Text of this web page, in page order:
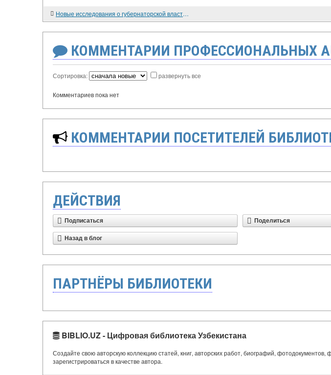
Новые исследования о губернаторской власти Российской империи
КОММЕНТАРИИ ПРОФЕССИОНАЛЬНЫХ
Сортировка: развернуть все
Комментариев пока нет
КОММЕНТАРИИ ПОСЕТИТЕЛЕЙ
ДЕЙСТВИЯ
Подписаться Поделиться
Назад в блог
ПАРТНЁРЫ БИБЛИОТЕКИ
BIBLIO.UZ - Цифровая библиотека Узбекистана
Создайте свою авторскую коллекцию статей, книг, авторских работ, биографий,
зарегистрироваться в качестве автора.